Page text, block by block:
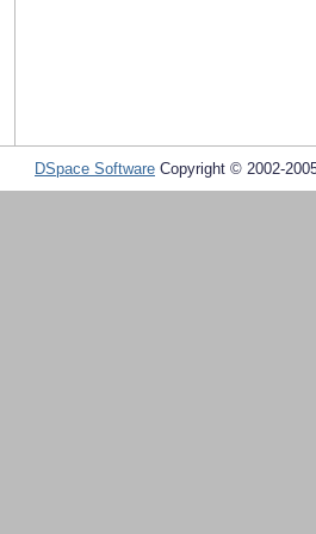
DSpace Software Copyright © 2002-